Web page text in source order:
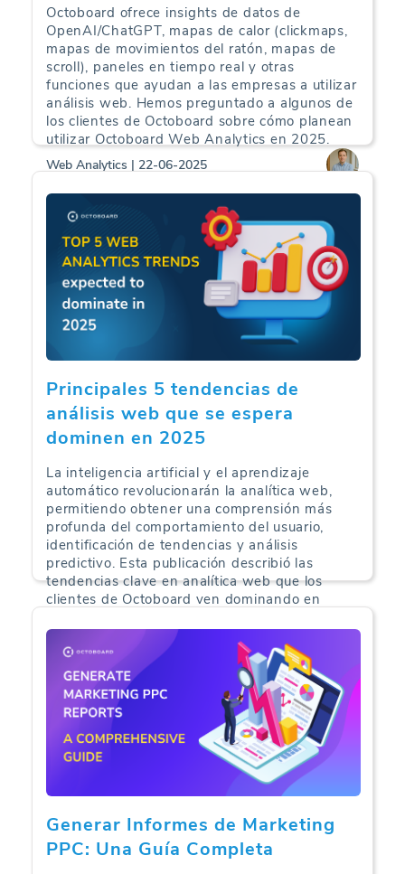
Octoboard ofrece insights de datos de
OpenAI/ChatGPT, mapas de calor (clickmaps,
mapas de movimientos del ratón, mapas de
scroll), paneles en tiempo real y otras
funciones que ayudan a las empresas a utilizar
análisis web. Hemos preguntado a algunos de
los clientes de Octoboard sobre cómo planean
utilizar Octoboard Web Analytics en 2025.
Web Analytics | 22-06-2025
Principales 5 tendencias de
análisis web que se espera
dominen en 2025
La inteligencia artificial y el aprendizaje
automático revolucionarán la analítica web,
permitiendo obtener una comprensión más
profunda del comportamiento del usuario,
identificación de tendencias y análisis
predictivo. Esta publicación describió las
tendencias clave en analítica web que los
clientes de Octoboard ven dominando en
Web Analytics | 10-05-2025
Generar Informes de Marketing
PPC: Una Guía Completa